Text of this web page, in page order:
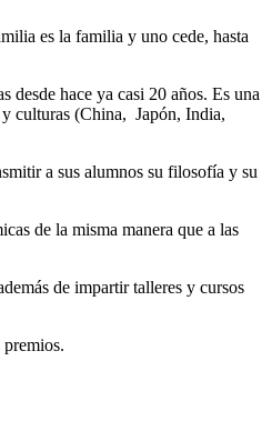
es la familia y uno cede, hasta
hace ya casi 20 años. Es una
y culturas (China, Japón, India,
a sus alumnos su filosofía y su
de la misma manera que a las
de impartir talleres y cursos